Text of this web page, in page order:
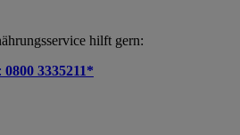
hilft gern:
0800 3335211*